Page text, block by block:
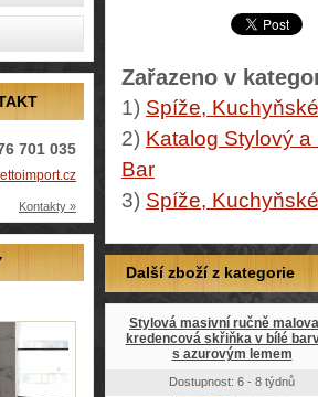
701 035
Kontakty »
Zařazeno v
1) Spíže,
2) Katalog Stylový
Bar
3) Spíže,
Další zboží z kategorie
Stylová masivní ručně
kredencová skřiňka v bílé
s azurovým lemem
Dostupnost: 6 - 8 týdnů